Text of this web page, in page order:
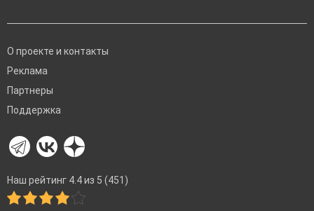
О проекте и контакты
Реклама
Партнеры
Поддержка
Наш рейтинг 4.4 из 5 (451)